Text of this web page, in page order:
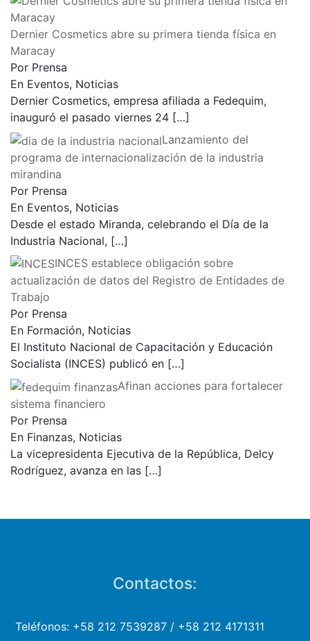
Dernier Cosmetics abre su primera tienda física en
Maracay
Por Prensa
En Eventos, Noticias
Dernier Cosmetics, empresa afiliada a Fedequim,
inauguró el pasado viernes 24 […]
Lanzamiento del
programa de internacionalización de la industria
mirandina
Por Prensa
En Eventos, Noticias
Desde el estado Miranda, celebrando el Día de la
Industria Nacional, […]
INCES establece obligación sobre
actualización de datos del Registro de Entidades de
Trabajo
Por Prensa
En Formación, Noticias
El Instituto Nacional de Capacitación y Educación
Socialista (INCES) publicó en […]
Afinan acciones para fortalecer
sistema financiero
Por Prensa
En Finanzas, Noticias
La vicepresidenta Ejecutiva de la República, Delcy
Rodríguez, avanza en las […]
Contactos:
Teléfonos: +58 212 7539287 / +58 212 4171311